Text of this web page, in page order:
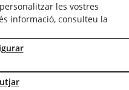
les vostres
informació, consulteu la